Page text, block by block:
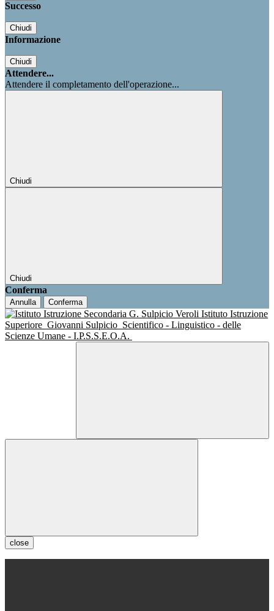
Successo
Chiudi
Informazione
Chiudi
Attendere...
Attendere il completamento dell'operazione...
Chiudi
Chiudi
Conferma
Annulla Conferma
Istituto Istruzione
Superiore Giovanni Sulpicio Scientifico - Linguistico - delle
Scienze Umane - I.P.S.S.E.O.A.
close